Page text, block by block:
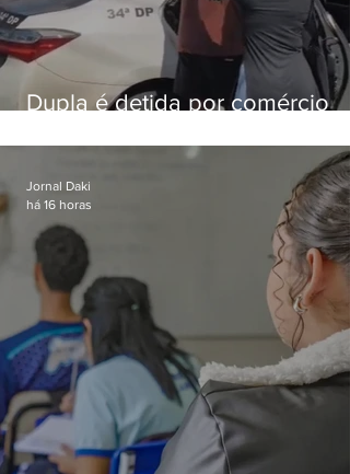
Dupla é detida por comércio
Bangu
Jornal Daki
há 16 horas